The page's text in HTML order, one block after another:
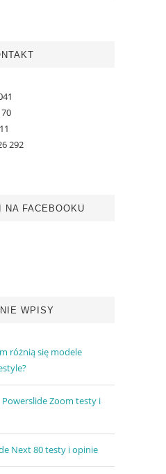
292
NA FACEBOOKU
WPISY
różnią się modele
Zoom testy i
Next 80 testy i opinie